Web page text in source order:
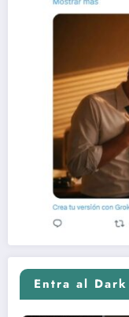
Entra al